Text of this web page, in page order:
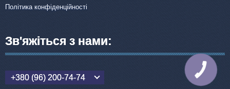
Політика конфіденційності
Зв'яжіться з нами:
+380 (96) 200-74-74
КНОПКА
ЗВ'ЯЗКУ